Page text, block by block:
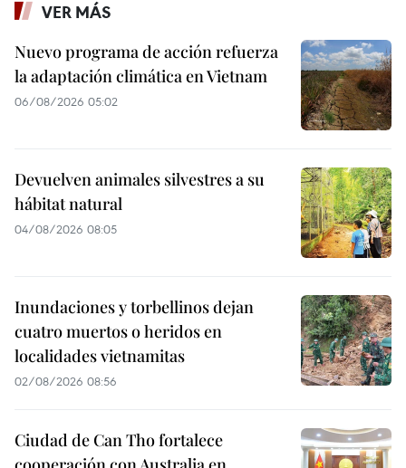
VER MÁS
Nuevo programa de acción refuerza
la adaptación climática en Vietnam
06/08/2026 05:02
Devuelven animales silvestres a su
hábitat natural
04/08/2026 08:05
Inundaciones y torbellinos dejan
cuatro muertos o heridos en
localidades vietnamitas
02/08/2026 08:56
Ciudad de Can Tho fortalece